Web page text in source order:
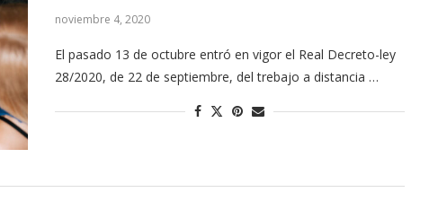
noviembre 4, 2020
El pasado 13 de octubre entró en vigor el Real Decreto-ley
28/2020, de 22 de septiembre, del trebajo a distancia …